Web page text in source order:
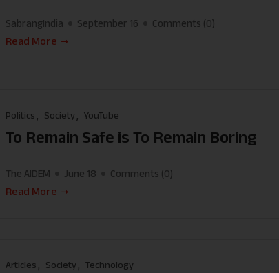
SabrangIndia September 16 Comments (0)
Read More
Politics Society YouTube
To Remain Safe is To Remain Boring
The AIDEM June 18 Comments (0)
Read More
Articles Society Technology